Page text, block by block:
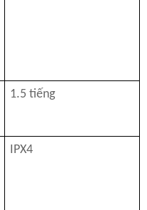
1.5 tiếng
IPX4